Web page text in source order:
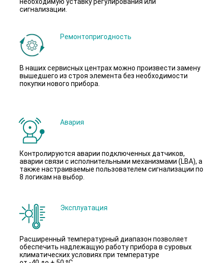
необходимую уставку регулирования или
сигнализации.
Ремонтопригодность
В наших сервисных центрах можно произвести замену
вышедшего из строя элемента без необходимости
покупки нового прибора.
Авария
Контролируются аварии подключенных датчиков,
аварии связи с исполнительными механизмами (LBA), а
также настраиваемые пользователем сигнализации по
8 логикам на выбор.
Эксплуатация
Расширенный температурный диапазон позволяет
обеспечить надлежащую работу прибора в суровых
климатических условиях при температуре